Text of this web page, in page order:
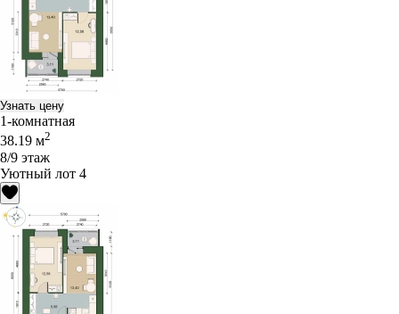
Узнать цену
1-комнатная
38.19 м2
8/9 этаж
Уютный лот 4